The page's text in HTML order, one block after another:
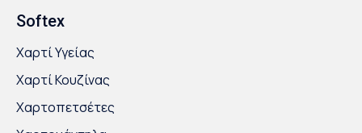
Softex
Χαρτί Υγείας
Χαρτί Κουζίνας
Χαρτοπετσέτες